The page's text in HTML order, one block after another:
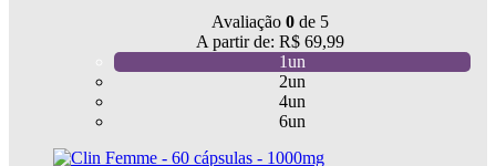
Avaliação 0 de 5
A partir de: R$ 69,99
1un
2un
4un
6un